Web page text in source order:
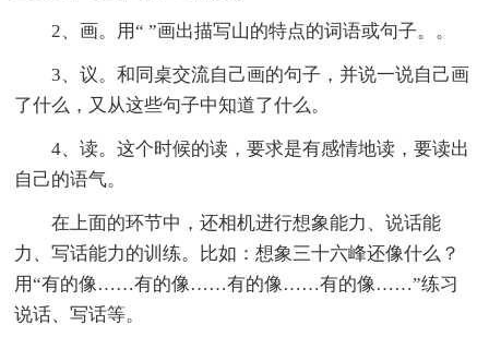
2、画。用“ ”画出描写山的特点的词语或句子。。
3、议。和同桌交流自己画的句子，并说一说自己画
了什么，又从这些句子中知道了什么。
4、读。这个时候的读，要求是有感情地读，要读出
自己的语气。
在上面的环节中，还相机进行想象能力、说话能
力、写话能力的训练。比如：想象三十六峰还像什么？
用“有的像……有的像……有的像……有的像……”练习
说话、写话等。